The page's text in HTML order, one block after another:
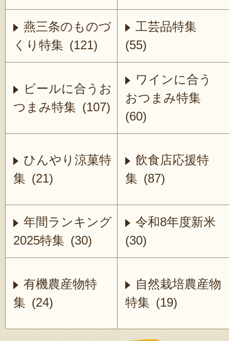
燕三条のものづ
くり特集 (121)
工芸品特集
(55)
ビールに合うお
つまみ特集 (107)
ワインに合う
おつまみ特集
(60)
ひんやり涼菓特
集 (21)
飲食店応援特
集 (87)
年間ランキング
2025特集 (30)
令和8年度新米
(30)
有機農産物特
集 (24)
自然栽培農産物
特集 (19)